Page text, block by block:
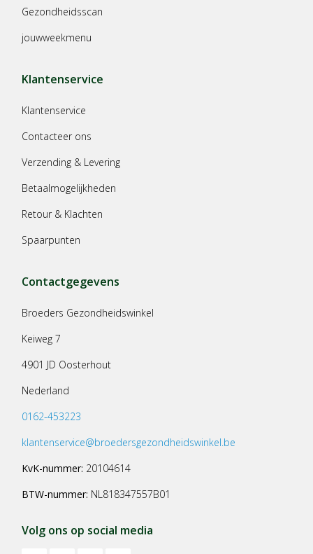
Gezondheidsscan
jouwweekmenu
Klantenservice
Klantenservice
Contacteer ons
Verzending & Levering
Betaalmogelijkheden
Retour & Klachten
Spaarpunten
Contactgegevens
Broeders Gezondheidswinkel
Keiweg 7
4901 JD Oosterhout
Nederland
0162-453223
klantenservice@broedersgezondheidswinkel.be
KvK-nummer: 20104614
BTW-nummer: NL818347557B01
Volg ons op social media